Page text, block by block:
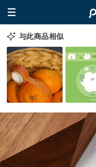
与此商品相似